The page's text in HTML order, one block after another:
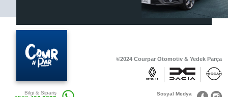
Otomobil, Suv, arazi ve ticari araçlar için
gerekli sarf malzemeler Courpar’da
3D baskı teknolojisiyle üretiyor,
©2024 Courpar Otomotiv & Yedek Parça
Bilgi & Sipariş
Sosyal Medya